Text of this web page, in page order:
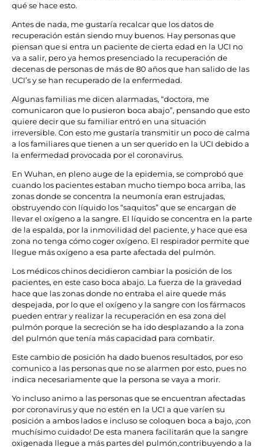
qué se hace esto.
Antes de nada, me gustaría recalcar que los datos de
recuperación están siendo muy buenos. Hay personas que
piensan que si entra un paciente de cierta edad en la UCI no
va a salir, pero ya hemos presenciado la recuperación de
decenas de personas de más de 80 años que han salido de las
UCI’s y se han recuperado de la enfermedad.
Algunas familias me dicen alarmadas, “doctora, me
comunicaron que lo pusieron boca abajo”, pensando que esto
quiere decir que su familiar entró en una situación
irreversible. Con esto me gustaría transmitir un poco de calma
a los familiares que tienen a un ser querido en la UCI debido a
la enfermedad provocada por el coronavirus.
En Wuhan, en pleno auge de la epidemia, se comprobó que
cuando los pacientes estaban mucho tiempo boca arriba, las
zonas donde se concentra la neumonía eran estrujadas,
obstruyendo con líquido los “saquitos” que se encargan de
llevar el oxígeno a la sangre. El líquido se concentra en la parte
de la espalda, por la inmovilidad del paciente, y hace que esa
zona no tenga cómo coger oxígeno. El respirador permite que
llegue más oxígeno a esa parte afectada del pulmón.
Los médicos chinos decidieron cambiar la posición de los
pacientes, en este caso boca abajo. La fuerza de la gravedad
hace que las zonas donde no entraba el aire quede más
despejada, por lo que el oxígeno y la sangre con los fármacos
pueden entrar y realizar la recuperación en esa zona del
pulmón porque la secreción se ha ido desplazando a la zona
del pulmón que tenía más capacidad para combatir.
Este cambio de posición ha dado buenos resultados, por eso
comunico a las personas que no se alarmen por esto, pues no
indica necesariamente que la persona se vaya a morir.
Yo incluso animo a las personas que se encuentran afectadas
por coronavirus y que no estén en la UCI a que varíen su
posición a ambos lados e incluso se coloquen boca a bajo, ¡con
muchísimo cuidado! De esta manera facilitarán que la sangre
oxigenada llegue a más partes del pulmón,contribuyendo a la